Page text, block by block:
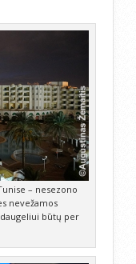
– nesezono
nevežamos
būtų per